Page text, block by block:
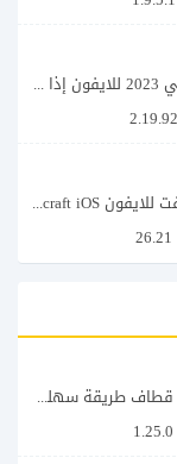
انضم الى التليجرام واتساب الذهبي 2023 للايفون إذا كنت تبحث عن واتساب الذهبي للايفون...
انضم الى التليجرام لعبة ماين كرافت للايفون Minecraft iOS تُعد لعبة Minecraft واحدة من...
انضم الى التليجرام يمنحك تطبيق قطاف طريقة سهلة لمتابعة نقاط المكافآت والاستفادة منها في...